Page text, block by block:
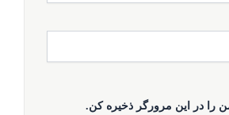
را در این مرورگر ذخیره کن.